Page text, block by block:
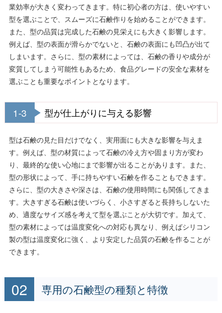
業効率が大きく変わってきます。特に初心者の方は、使いやすい
型を選ぶことで、スムーズに石鹸作りを始めることができます。
また、型の品質は完成した石鹸の見栄えにも大きく影響します。
例えば、型の表面が滑らかでないと、石鹸の表面にも凹凸が出て
しまいます。さらに、型の素材によっては、石鹸の香りや成分が
変質してしまう可能性もあるため、食品グレードの安全な素材を
選ぶことも重要なポイントとなります。
1-3 型が仕上がりに与える影響
型は石鹸の見た目だけでなく、実用面にも大きな影響を与えま
す。例えば、型の材質によって石鹸の冷え方や固まり方が変わ
り、最終的な使い心地にまで影響が出ることがあります。また、
型の形状によって、手に持ちやすい石鹸を作ることもできます。
さらに、型の大きさや深さは、石鹸の使用時間にも関係してきま
す。大きすぎる石鹸は使いづらく、小さすぎると長持ちしないた
め、適度なサイズ感を考えて型を選ぶことが大切です。加えて、
型の素材によっては温度変化への対応も異なり、例えばシリコン
製の型は温度変化に強く、より安定した品質の石鹸を作ることが
できます。
専用の石鹸型の種類と特徴